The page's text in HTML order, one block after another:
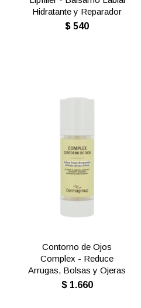
Hidratante y Reparador
$ 540
Contorno de Ojos
Complex - Reduce
Arrugas, Bolsas y Ojeras
$ 1.660